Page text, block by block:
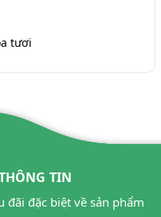
tươi
TIN
đặc biệt về sản phẩm